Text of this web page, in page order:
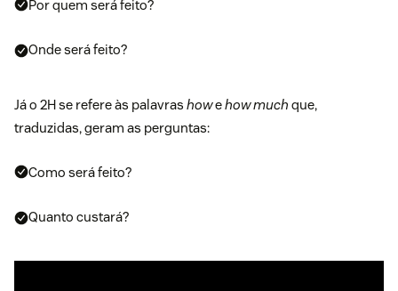
Por quem será feito?
Onde será feito?
Já o 2H se refere às palavras howehow much que,
traduzidas, geram as perguntas:
Como será feito?
Quanto custará?